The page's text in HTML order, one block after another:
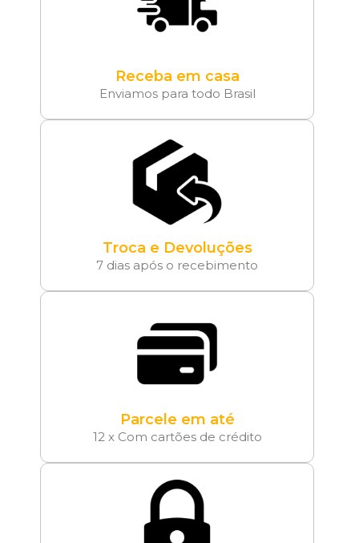
Receba em casa
Enviamos para todo Brasil
Troca e Devoluções
7 dias após o recebimento
Parcele em até
12 x Com cartões de crédito